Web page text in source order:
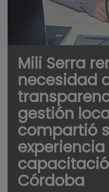
Mili Serra
necesidad
gestión
compartió
Córdoba